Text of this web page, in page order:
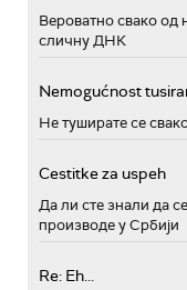
Вероватно свако од
сличну ДНК
Nemogućnost
Не туширате се
Cestitke za uspeh
Да ли сте знали да
производе у Србији
Re: Eh...